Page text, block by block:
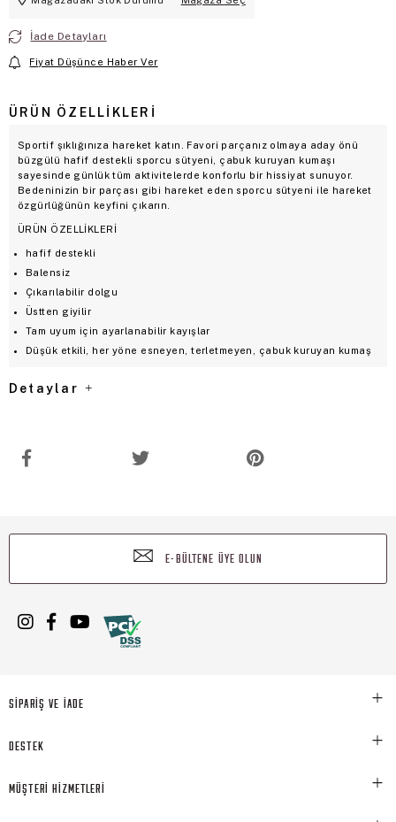
İade Detayları
Fiyat Düşünce Haber Ver
ÜRÜN ÖZELLIKLERI
Sportif şıklığınıza hareket katın. Favori parçanız olmaya aday önü
büzgülü hafif destekli sporcu sütyeni, çabuk kuruyan kumaşı
sayesinde günlük tüm aktivitelerde konforlu bir hissiyat sunuyor.
Bedeninizin bir parçası gibi hareket eden sporcu sütyeni ile hareket
özgürlüğünün keyfini çıkarın.
ÜRÜN ÖZELLİKLERİ
hafif destekli
Balensiz
Çıkarılabilir dolgu
Üstten giyilir
Tam uyum için ayarlanabilir kayışlar
Düşük etkili, her yöne esneyen, terletmeyen, çabuk kuruyan kumaş
Detaylar
E-BÜLTENE ÜYE OLUN
SİPARİŞ VE İADE
DESTEK
MÜŞTERİ HİZMETLERİ